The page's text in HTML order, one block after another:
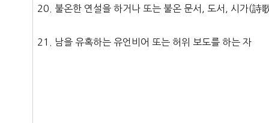
20. 불온한 연설을 하거나 또는 불온 문서, 도서, 시가(詩
21. 남을 유혹하는 유언비어 또는 허위 보도를 하는 자